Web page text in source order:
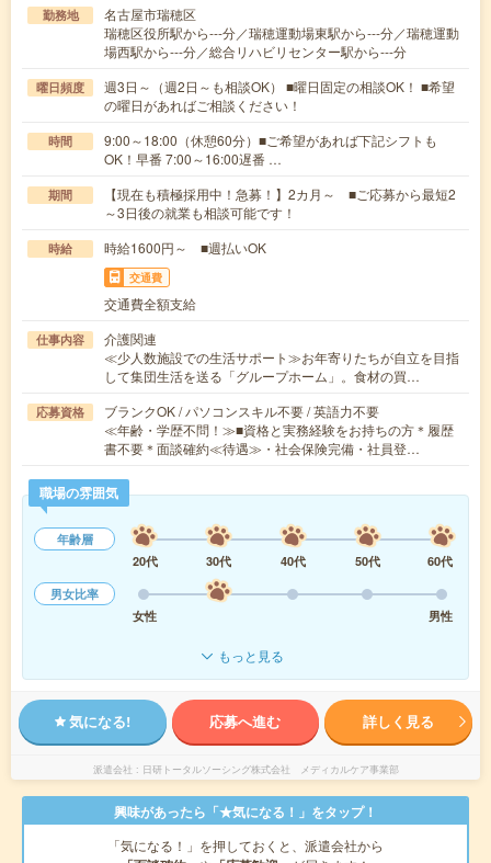
勤務地
名古屋市瑞穂区
瑞穂区役所駅から---分／瑞穂運動場東駅から---分／瑞穂運動
場西駅から---分／総合リハビリセンター駅から---分
曜日頻度
週3日～（週2日～も相談OK） ■曜日固定の相談OK！ ■希望
の曜日があればご相談ください！
時間
9:00～18:00（休憩60分）■ご希望があれば下記シフトも
OK！早番 7:00～16:00遅番 …
期間
【現在も積極採用中！急募！】2カ月～ ■ご応募から最短2
～3日後の就業も相談可能です！
時給 時給1600円～ ■週払いOK
交通費
交通費全額支給
仕事内容
介護関連
≪少人数施設での生活サポート≫お年寄りたちが自立を目指
して集団生活を送る「グループホーム」。食材の買…
応募資格
ブランクOK / パソコンスキル不要 / 英語力不要
≪年齢・学歴不問！≫■資格と実務経験をお持ちの方＊履歴
書不要＊面談確約≪待遇≫・社会保険完備・社員登…
職場の雰囲気
年齢層
20代
30代 40代 50代
60代
男女比率
女性
男性
もっと見る
気になる! 応募へ進む 詳しく見る
派遣会社 日研トータルソーシング株式会社 メディカルケア事業部
興味があったら「★気になる！」をタップ！
「気になる！」を押しておくと、派遣会社から